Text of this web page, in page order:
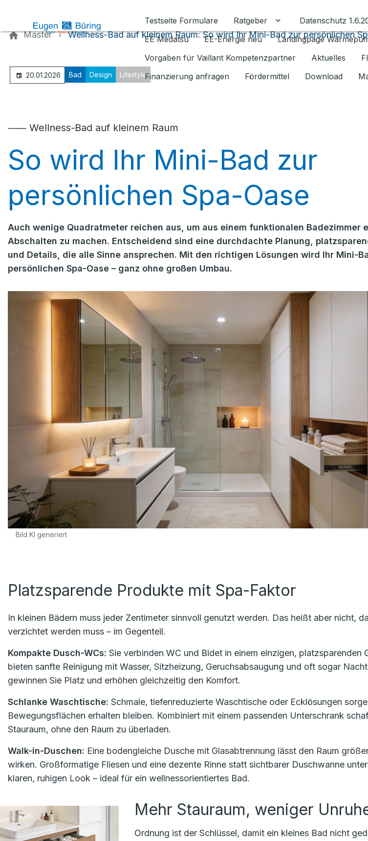
Testseite Formulare
Ratgeber Untermenü für
Datenschutz
EE Medatsu
EE-Energie neu Landingpage
Vorgaben für Vaillant Kompetenzpartner
Aktuelles
Finanzierung anfragen
Fördermittel Download
Master Wellness-Bad auf kleinem Raum: So wird Ihr Mini-Bad zur persönlichen
20.01.2026 Bad Design Lifestyle
⸺ Wellness-Bad auf kleinem Raum
So wird Ihr Mini-Bad zur
persönlichen Spa-Oase
Auch wenige Quadratmeter reichen aus, um aus einem funktionalen Badezimmer
Abschalten zu machen. Entscheidend sind eine durchdachte Planung,
und Details, die alle Sinne ansprechen. Mit den richtigen Lösungen wird Ihr Mini-
persönlichen Spa-Oase – ganz ohne großen Umbau.
Bild KI generiert
Platzsparende Produkte mit Spa-Faktor
In kleinen Bädern muss jeder Zentimeter sinnvoll genutzt werden. Das heißt aber nicht,
verzichtet werden muss – im Gegenteil.
Kompakte Dusch-WCs: Sie verbinden WC und Bidet in einem einzigen, platzsparenden
bieten sanfte Reinigung mit Wasser, Sitzheizung, Geruchsabsaugung und oft sogar
gewinnen Sie Platz und erhöhen gleichzeitig den Komfort.
Schlanke Waschtische: Schmale, tiefenreduzierte Waschtische oder Ecklösungen
Bewegungsflächen erhalten bleiben. Kombiniert mit einem passenden Unterschrank
Stauraum, ohne den Raum zu überladen.
Walk-in-Duschen: Eine bodengleiche Dusche mit Glasabtrennung lässt den Raum
wirken. Großformatige Fliesen und eine dezente Rinne statt sichtbarer Duschwanne
klaren, ruhigen Look – ideal für ein wellnessorientiertes Bad.
Mehr Stauraum, weniger
Ordnung ist der Schlüssel, damit ein kleines Bad nicht